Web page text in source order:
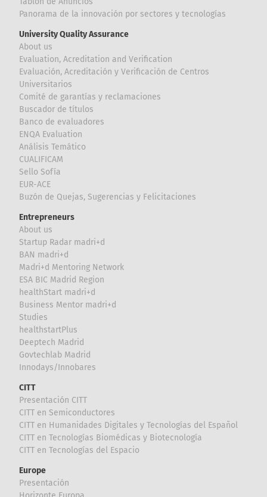
Panorama de la innovación por sectores y tecnologías
University Quality Assurance
About us
Evaluation, Acreditation and Verification
Evaluación, Acreditación y Verificación de Centros
Universitarios
Comité de garantías y reclamaciones
Buscador de títulos
Banco de evaluadores
ENQA Evaluation
Análisis Temático
CUALIFICAM
Sello Sofía
EUR-ACE
Buzón de Quejas, Sugerencias y Felicitaciones
Entrepreneurs
About us
Startup Radar madri+d
BAN madri+d
Madri+d Mentoring Network
ESA BIC Madrid Region
healthStart madri+d
Business Mentor madri+d
Studies
healthstartPlus
Deeptech Madrid
Govtechlab Madrid
Innodays/Innobares
CITT
Presentación CITT
CITT en Semiconductores
CITT en Humanidades Digitales y Tecnologías del Español
CITT en Tecnologías Biomédicas y Biotecnología
CITT en Tecnologías del Espacio
Europe
Presentación